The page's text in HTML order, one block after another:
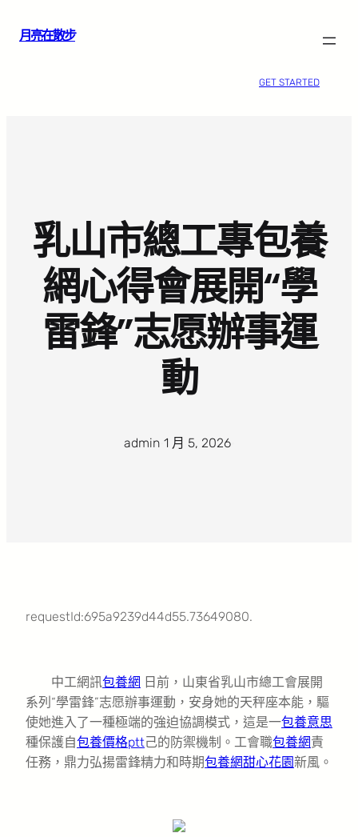
月亮在散步
GET STARTED
乳山市總工專包養
網心得會展開“學
雷鋒”志愿辦事運
動
admin· 1 月 5, 2026·
requestId:695a9239d44d55.73649080.
中工網訊包養網 日前，山東省乳山市總工會展開
系列“學雷鋒”志愿辦事運動，安身她的天秤座本能，驅
使她進入了一種極端的強迫協調模式，這是一包養意思
種保護自包養價格ptt己的防禦機制。工會職包養網責
任務，鼎力弘揚雷鋒精力和時期包養網甜心花園新風。